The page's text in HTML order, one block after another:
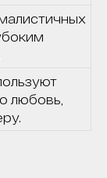
любовь,